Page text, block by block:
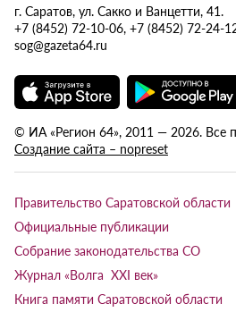
г. Саратов, ул. Сакко и Ванцетти, 41.
+7 (8452) 72-10-06, +7 (8452) 72-24-
sog@gazeta64.ru
© ИА «Регион 64», 2011 — 2026. Все
Создание сайта – nopreset
Правительство Саратовской области
Официальные публикации
Собрание законодательства СО
Журнал «Волга XXI век»
Книга памяти Саратовской области